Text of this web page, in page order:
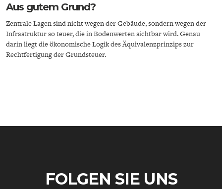
CIRCULAR ECONOMY
ENTWICKLUNGSPOLITIK
Aus gutem Grund?
Zentrale Lagen sind nicht wegen der Gebäude, sondern wegen der
Infrastruktur so teuer, die in Bodenwerten sichtbar wird. Genau
darin liegt die ökonomische Logik des Äquivalenzprinzips zur
Rechtfertigung der Grundsteuer.
FOLGEN SIE UNS